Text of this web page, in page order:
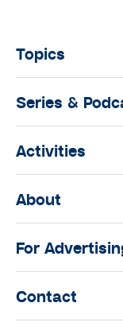
Topics
Series &
Activities
About
For
Contact